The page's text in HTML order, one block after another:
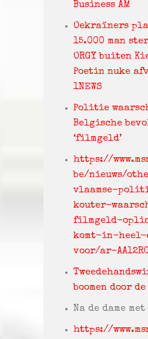
Business AM
Oekraïners
15.000 man
ORGY buiten
Poetin nuke
1NEWS
Politie
Belgische
‘filmgeld’
https://
be/nieuws/
vlaamse-
kouter-
filmgeld-
komt-in-heel-
voor/ar-
boomen door
Na de dame
https://